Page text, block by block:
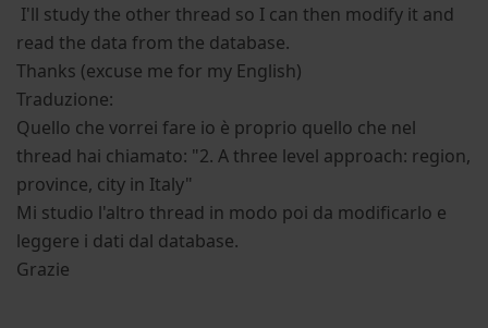
I'll study the other thread so I can then modify it and
read the data from the database.
Thanks (excuse me for my English)
Traduzione:
Quello che vorrei fare io è proprio quello che nel
thread hai chiamato: "2. A three level approach: region,
province, city in Italy"
Mi studio l'altro thread in modo poi da modificarlo e
leggere i dati dal database.
Grazie